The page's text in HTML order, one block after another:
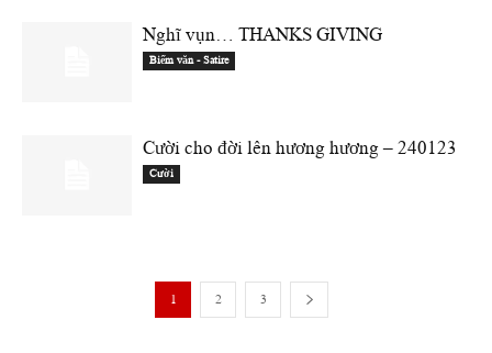
Nghĩ vụn… THANKS GIVING
Biếm văn - Satire
Cười cho đời lên hương hương – 240123
Cười
1 2 3